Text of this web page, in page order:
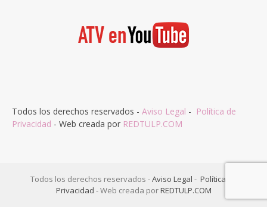
Todos los derechos reservados - Aviso Legal - Política de
Privacidad - Web creada por REDTULP.COM
Todos los derechos reservados -Aviso Legal - Política de
Privacidad - Web creada porREDTULP.COM